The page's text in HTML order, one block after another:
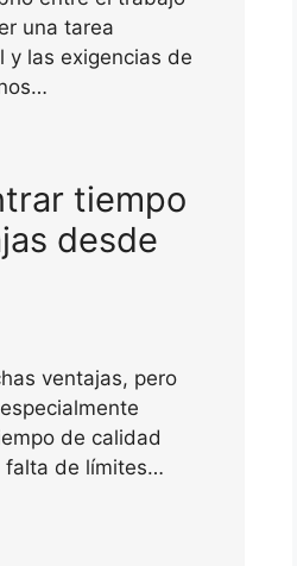
una tarea
y las exigencias de
tiempo
desde
ventajas, pero
de calidad
falta de límites…